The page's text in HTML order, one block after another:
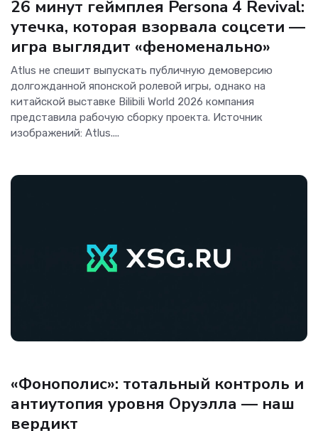
26 минут геймплея Persona 4 Revival:
утечка, которая взорвала соцсети —
игра выглядит «феноменально»
Atlus не спешит выпускать публичную демоверсию
долгожданной японской ролевой игры, однако на
китайской выставке Bilibili World 2026 компания
представила рабочую сборку проекта. Источник
изображений: Atlus....
«Фонополис»: тотальный контроль и
антиутопия уровня Оруэлла — наш
вердикт